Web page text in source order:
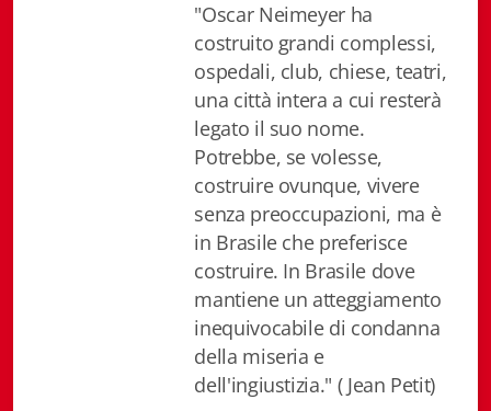
"Oscar Neimeyer ha
costruito grandi complessi,
ospedali, club, chiese, teatri,
una città intera a cui resterà
legato il suo nome.
Potrebbe, se volesse,
costruire ovunque, vivere
senza preoccupazioni, ma è
in Brasile che preferisce
costruire. In Brasile dove
mantiene un atteggiamento
inequivocabile di condanna
della miseria e
dell'ingiustizia." ( Jean Petit)
EJO- European Journalism Observatory
iQuaderni - fondazioneculturalecollinadoro
Istituzioni - Società - Cittadini